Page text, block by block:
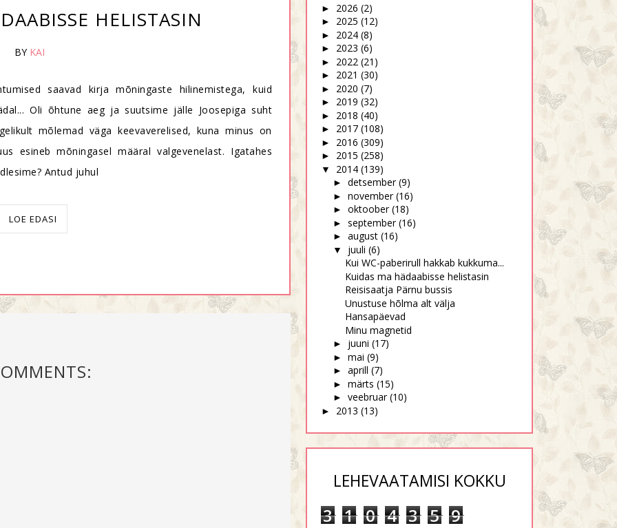
HELISTASIN
BY KAI
saavad kirja mõningaste hilinemistega, kuid
Oli õhtune aeg ja suutsime jälle Joosepiga suht
mõlemad väga keevaverelised, kuna minus on
esineb mõningasel määral valgevenelast. Igatahes
Antud juhul
LOE EDASI
► 2026 (2)
► 2025 (12)
► 2024 (8)
► 2023 (6)
► 2022 (21)
► 2021 (30)
► 2020 (7)
► 2019 (32)
► 2018 (40)
► 2017 (108)
► 2016 (309)
► 2015 (258)
▼ 2014 (139)
► detsember (9)
► november (16)
► oktoober (18)
► september (16)
► august (16)
▼ juuli (6)
Kui WC-paberirull hakkab kukkuma...
Kuidas ma hädaabisse helistasin
Reisisaatja Pärnu bussis
Unustuse hõlma alt välja
Hansapäevad
Minu magnetid
► juuni (17)
► mai (9)
► aprill (7)
► märts (15)
► veebruar (10)
► 2013 (13)
LEHEVAATAMISI KOKKU
3 1 0 4 3 5 9